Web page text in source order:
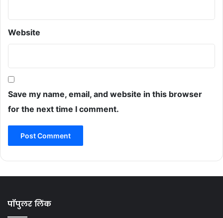
Website
Save my name, email, and website in this browser
for the next time I comment.
पॉपुलर लिंक